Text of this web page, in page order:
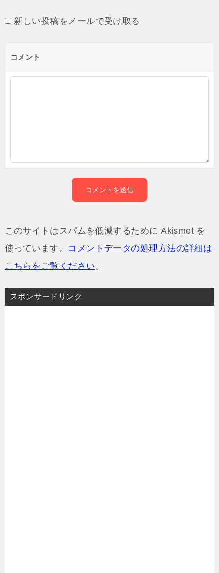
新しい投稿をメールで受け取る
コメント
このサイトはスパムを低減するために Akismet を
使っています。 コメントデータの処理方法の詳細は
こちらをご覧ください 。
スポンサードリンク